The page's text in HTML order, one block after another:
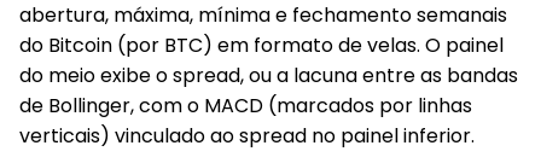
abertura, máxima, mínima e fechamento semanais
do Bitcoin (por BTC) em formato de velas. O painel
do meio exibe o spread, ou a lacuna entre as bandas
de Bollinger, com o MACD (marcados por linhas
verticais) vinculado ao spread no painel inferior.